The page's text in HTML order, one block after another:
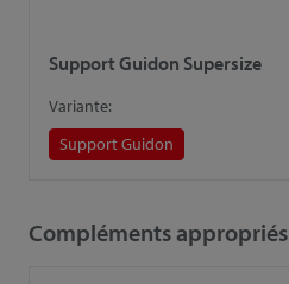
Support Guidon Supersize
Variante:
Support Guidon
Compléments appropriés